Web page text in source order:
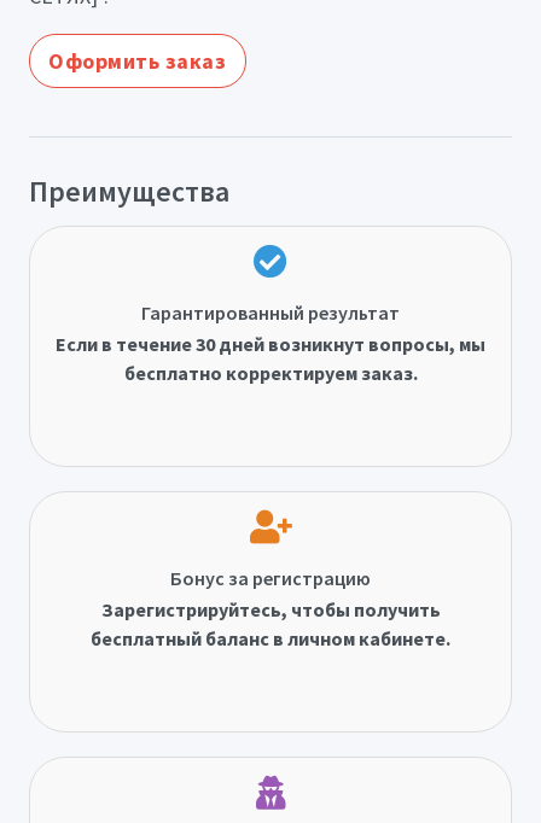
Оформить заказ
Преимущества
Гарантированный результат
Если в течение 30 дней возникнут вопросы, мы
бесплатно корректируем заказ.
Бонус за регистрацию
Зарегистрируйтесь, чтобы получить
бесплатный баланс в личном кабинете.